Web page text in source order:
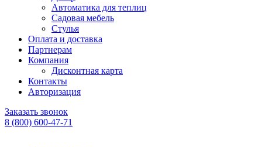
Автоматика для теплиц
Садовая мебель
Стулья
Оплата и доставка
Партнерам
Компания
Дисконтная карта
Контакты
Авторизация
Заказать звонок
8 (800) 600-47-71